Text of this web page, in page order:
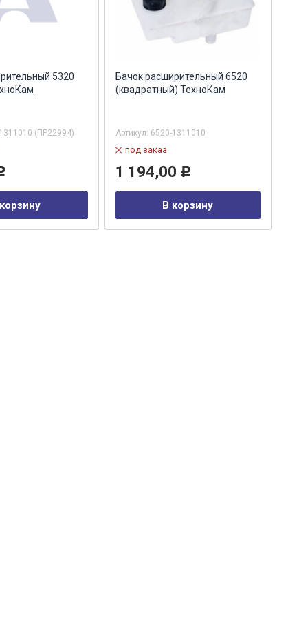
5320
(ПР22994)
Бачок расширительный 6520
(квадратный) ТехноКам
Артикул: 6520-1311010
под заказ
1 194,00 Р
В корзину